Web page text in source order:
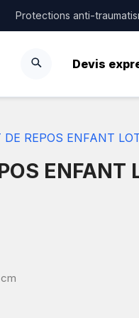
Protections anti-
Devis
REPOS ENFANT
ENFANT